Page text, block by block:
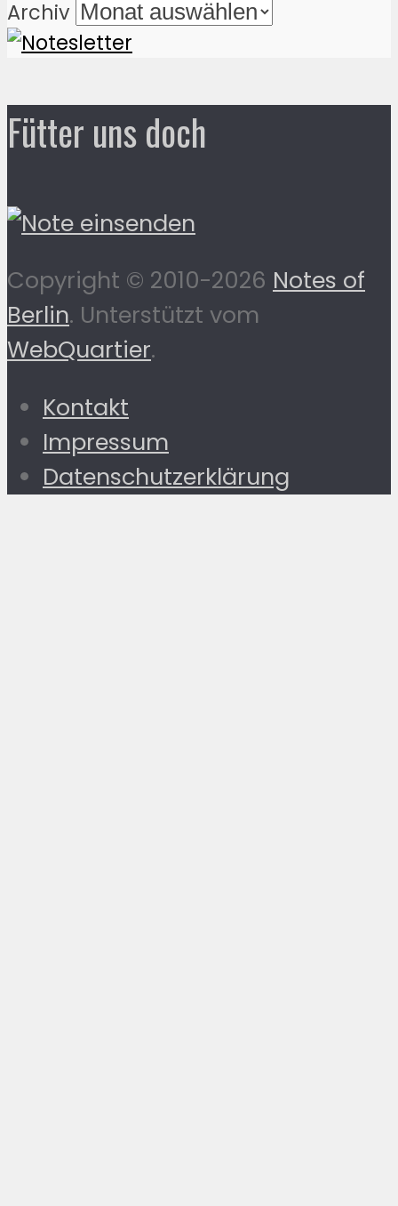
Archiv
Fütter uns doch
Copyright © 2010-2026 Notes of
Berlin. Unterstützt vom
WebQuartier.
Kontakt
Impressum
Datenschutzerklärung